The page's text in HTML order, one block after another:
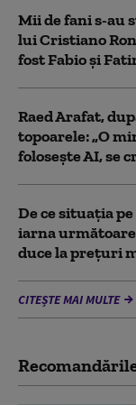
Mii de fani s-au
lui Cristiano
fost Fabio şi
Raed Arafat,
topoarele: „O
folosește AI, se
De ce situaţia
iarna
duce la preţuri
CITEȘTE MAI MULTE